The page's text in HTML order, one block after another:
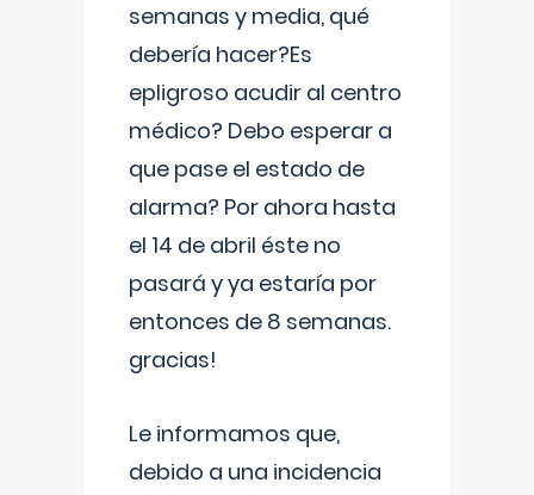
semanas y media, qué
debería hacer?Es
epligroso acudir al centro
médico? Debo esperar a
que pase el estado de
alarma? Por ahora hasta
el 14 de abril éste no
pasará y ya estaría por
entonces de 8 semanas.
gracias!
Le informamos que,
debido a una incidencia